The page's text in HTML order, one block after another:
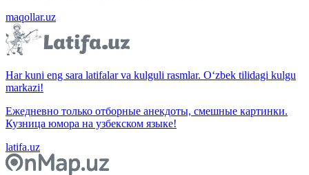
maqollar.uz
Har kuni eng sara latifalar va kulguli rasmlar. O‘zbek tilidagi kulgu
markazi!
Ежедневно только отборные анекдоты, смешные картинки.
Кузница юмора на узбекском языке!
latifa.uz